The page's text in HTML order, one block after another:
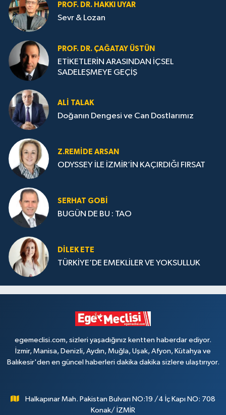
PROF. DR. HAKKI UYAR
Sevr & Lozan
PROF. DR. ÇAĞATAY ÜSTÜN
ETİKETLERİN ARASINDAN İÇSEL
SADELEŞMEYE GEÇİŞ
ALI TALAK
Doğanın Dengesi ve Can Dostlarımız
Z.REMIDE ARSAN
ODYSSEY İLE İZMİR’İN KAÇIRDIĞI FIRSAT
SERHAT GOBİ
BUGÜN DE BU : TAO
DILEK ETE
TÜRKİYE’DE EMEKLİLER VE YOKSULLUK
egemeclisi.com, sizleri yaşadığınız kentten haberdar ediyor.
İzmir, Manisa, Denizli, Aydın, Muğla, Uşak, Afyon, Kütahya ve
Balıkesir'den en güncel haberleri dakika dakika sizlere ulaştırıyor.
Halkapınar Mah. Pakistan Bulvarı NO:19 /4 İç Kapı NO: 708
Konak/ İZMİR